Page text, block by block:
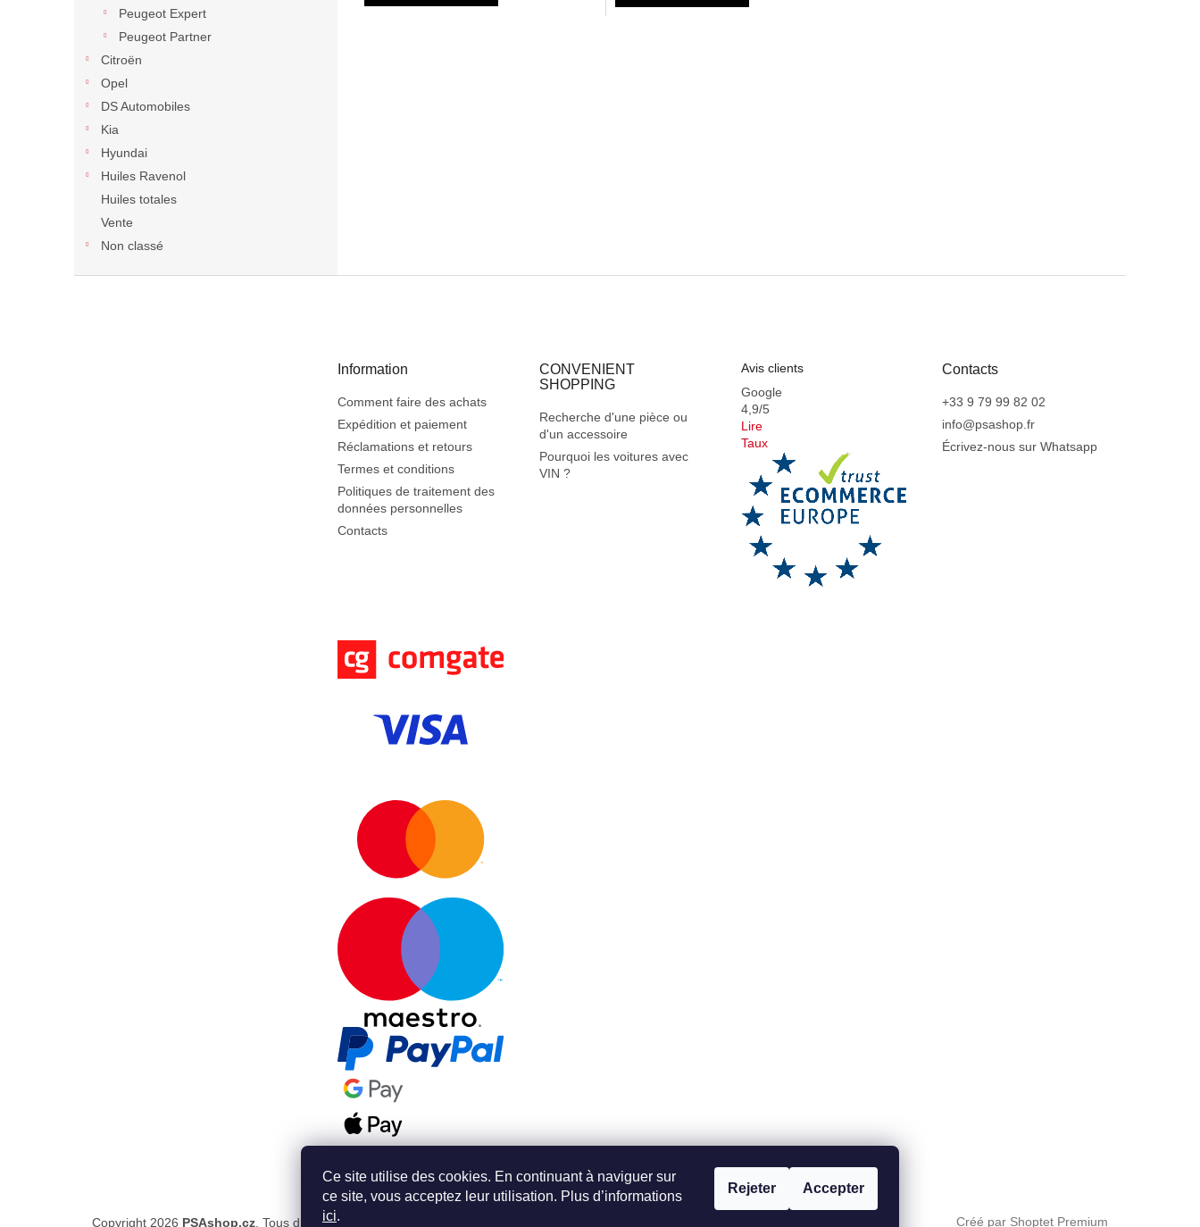
Ce site utilise des cookies. En continuant à naviguer sur
ce site, vous acceptez leur utilisation. Plus d’informations
ici.
Rejeter Accepter
Peugeot Expert
Peugeot Partner
Citroën
Opel
DS Automobiles
Kia
Hyundai
Huiles Ravenol
Huiles totales
Vente
Non classé
t
Information
Comment faire des achats
Expédition et paiement
Réclamations et retours
Termes et conditions
Politiques de traitement des
données personnelles
Contacts
CONVENIENT
SHOPPING
Recherche d'une pièce ou
d'un accessoire
Pourquoi les voitures avec
VIN ?
Avis clients
Google
4,9/5
Lire
Taux
Contacts
+33 9 79 99 82 02
info@psashop.fr
Écrivez-nous sur Whatsapp
Créé par Shoptet Premium
Copyright 2026 PSAshop.cz . Tous droits réservés.